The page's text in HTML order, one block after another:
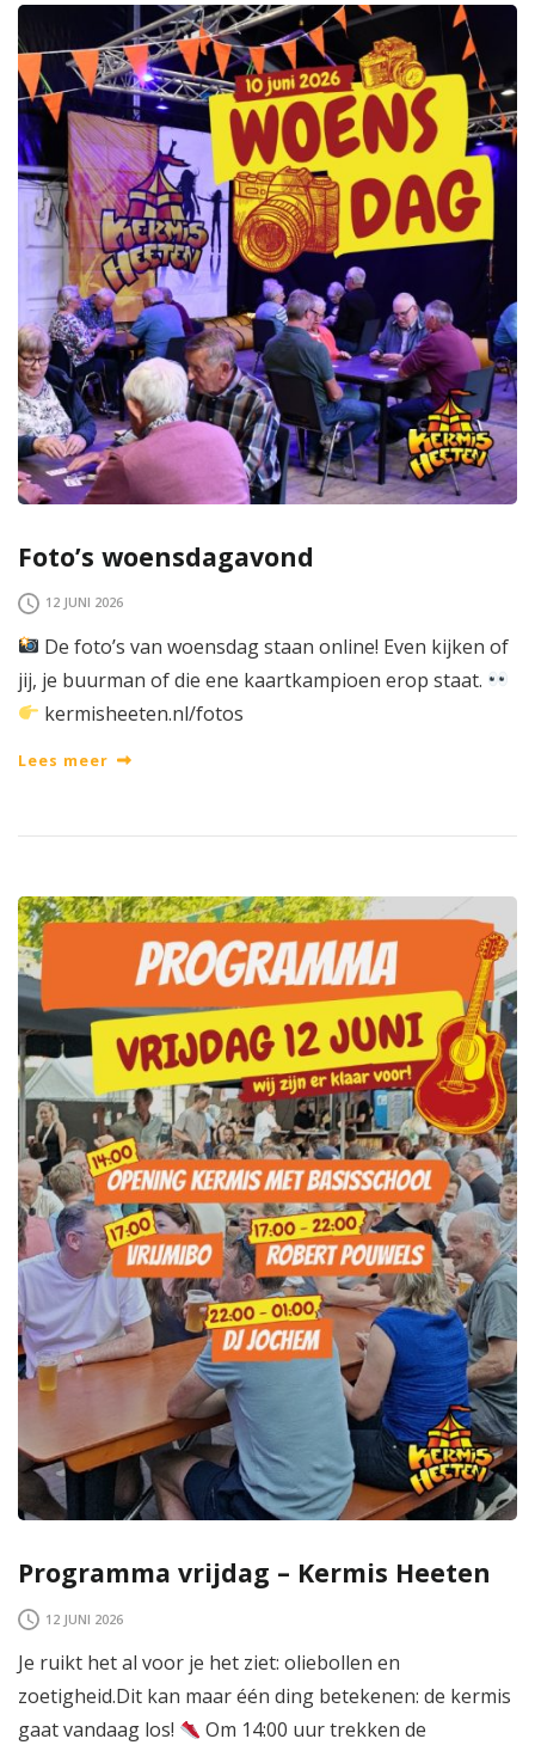
Foto’s woensdagavond
12 JUNI 2026
De foto’s van woensdag staan online! Even kijken of
jij, je buurman of die ene kaartkampioen erop staat.
kermisheeten.nl/fotos
Lees meer
Programma vrijdag – Kermis Heeten
12 JUNI 2026
Je ruikt het al voor je het ziet: oliebollen en
zoetigheid.Dit kan maar één ding betekenen: de kermis
gaat vandaag los!
Om 14:00 uur trekken de